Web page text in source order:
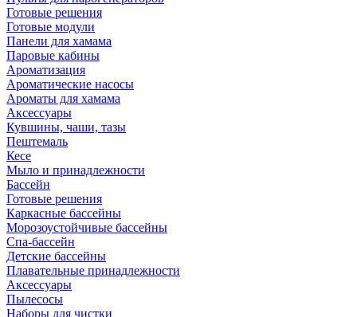
Готовые решения
Готовые модули
Панели для хамама
Паровые кабины
Ароматизация
Ароматические насосы
Ароматы для хамама
Аксессуары
Кувшины, чаши, тазы
Пештемаль
Кесе
Мыло и принадлежности
Бассейн
Готовые решения
Каркасные бассейны
Морозоустойчивые бассейны
Спа-бассейн
Детские бассейны
Плавательные принадлежности
Аксессуары
Пылесосы
Наборы для чистки